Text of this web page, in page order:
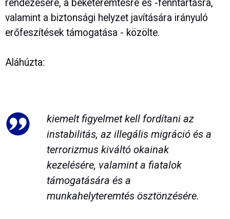
rendezésére, a béketeremtésre és -fenntartásra,
valamint a biztonsági helyzet javítására irányuló
erőfeszítések támogatása - közölte.
Aláhúzta:
kiemelt figyelmet kell fordítani az
instabilitás, az illegális migráció és a
terrorizmus kiváltó okainak
kezelésére, valamint a fiatalok
támogatására és a
munkahelyteremtés ösztönzésére.